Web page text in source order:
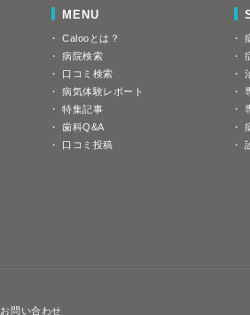
MENU
Calooとは？
病院検索
口コミ検索
病気体験レポート
特集記事
歯科Q&A
口コミ投稿
お問い合わせ